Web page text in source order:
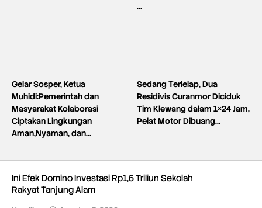
…
Gelar Sosper, Ketua
Muhidi:Pemerintah dan
Masyarakat Kolaborasi
Ciptakan Lingkungan
Aman,Nyaman, dan…
Sedang Terlelap, Dua
Residivis Curanmor Diciduk
Tim Klewang dalam 1×24 Jam,
Pelat Motor Dibuang…
Ini Efek Domino Investasi Rp1,5 Triliun Sekolah
Rakyat Tanjung Alam